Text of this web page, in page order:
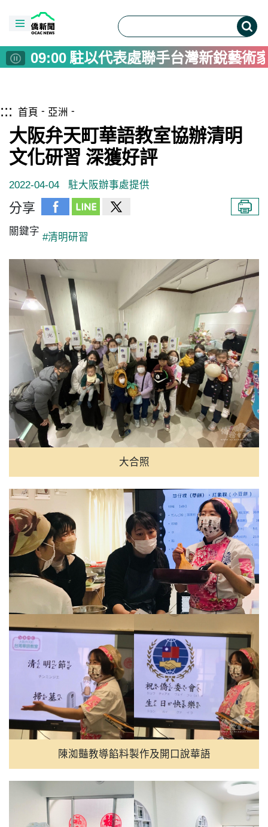
:::僑務電子報首頁
12:00
中台灣4縣市新加坡推觀光 在
10:00
第61屆金鐘獎 戲劇、節目類
09:00 駐以代表處聯手台灣新銳藝
07:00 寫詩不只是創作 鴻鴻新詩集
06:00當藍皮列車重生成舞台 鐵博
05:00菲澳防長重申台海和平重要
04:00中學教師陳胡彥出書「雙連
02:00
光雕音樂會水舞取代煙火 池上
12:00
中台灣4縣市新加坡推觀光 在
10:00
09:00駐以代表處聯手台灣新銳藝
08:00內政部9月發10萬本公寓減災
08:00Inflation Up in July,
07:00 寫詩不只是創作 鴻鴻新詩集
06:00
當藍皮列車重生成舞台 鐵博
05:00菲澳防長重申台海和平重要
04:00中學教師陳胡彥出書「雙連
02:00光雕音樂會水舞取代煙火 池上
首頁 亞洲
大阪弁天町華語教室協辦清明
文化研習 深獲好評
2022-04-04 駐大阪辦事處提供
分享
關鍵字
#清明研習
大合照
陳洳豔教導餡料製作及開口說華語